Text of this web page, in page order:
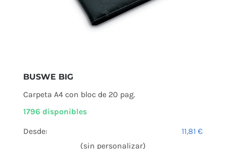
BUSWE BIG
Carpeta A4 con bloc de 20 pag.
1796 disponibles
Desde: 11,81€
(sin personalizar)